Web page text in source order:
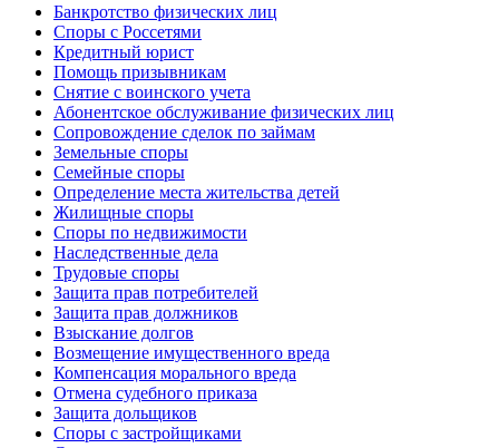
Банкротство физических лиц
Споры с Россетями
Кредитный юрист
Помощь призывникам
Снятие с воинского учета
Абонентское обслуживание физических лиц
Cопровождение сделок по займам
Земельные споры
Семейные споры
Определение места жительства детей
Жилищные споры
Споры по недвижимости
Наследственные дела
Трудовые споры
Защита прав потребителей
Защита прав должников
Взыскание долгов
Возмещение имущественного вреда
Компенсация морального вреда
Отмена судебного приказа
Защита дольщиков
Споры с застройщиками